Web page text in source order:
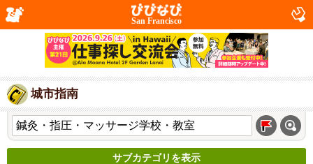
San Francisco
城市指南
サブカテゴリを表示